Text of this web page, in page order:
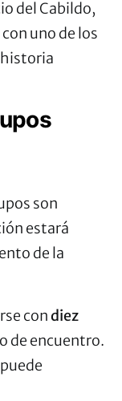
del Cabildo,
uno de los
son
estará
de la
condiez
de encuentro.